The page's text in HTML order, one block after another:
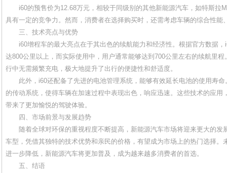
i60的预售价为12.68万元，相较于同级别的其他新能源汽车，如特斯拉
具有一定的竞争力。然而，消费者在选择购买时，还需考虑车辆的综合性能
三、技术亮点与优势
i60增程车的最大亮点在于其出色的续航能力和经济性。根据官方数据
达800公里以上，而实际使用中，用户通常能够达到700公里左右的续航里
行中无需频繁充电，极大地提升了出行的便捷性和舒适度。
此外，i60还配备了先进的电池管理系统，能够有效延长电池的使用寿
的传动系统，使得车辆在加速过程中表现出色，响应迅速。这些技术的应用
带来了更加愉悦的驾驶体验。
四、市场前景与发展趋势
随着全球对环保的重视程度不断提高，新能源汽车市场将迎来更大的发
车型，凭借其独特的技术优势和亲民的价格，有望成为市场上的热门选择。
进一步降低，新能源汽车将更加普及，成为越来越多消费者的首选。
五、结语